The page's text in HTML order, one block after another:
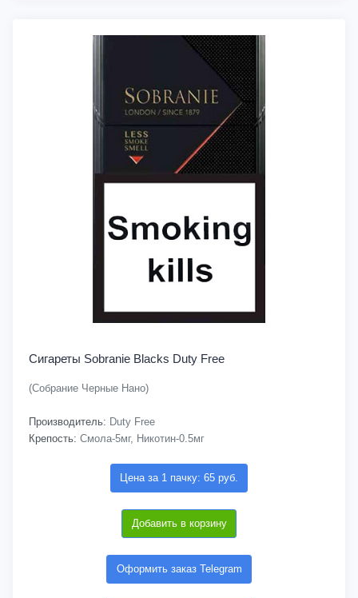
Сигареты Sobranie Blacks Duty Free
(Собрание Черные Нано)
Производитель: Duty Free
Крепость: Смола-5мг, Никотин-0.5мг
Цена за 1 пачку: 65 руб.
Добавить в корзину
Оформить заказ Telegram